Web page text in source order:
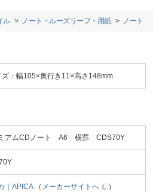
ル ノート・ルーズリーフ・用紙 ノート
ズ：幅105×奥行き11×高さ148mm
アムCDノート A6 横罫 CDS70Y
｜APICA（ メーカーサイトへ ）